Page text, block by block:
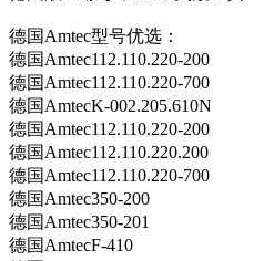
德国Amtec型号优选：
德国Amtec112.110.220-200
德国Amtec112.110.220-700
德国AmtecK-002.205.610N
德国Amtec112.110.220-200
德国Amtec112.110.220.200
德国Amtec112.110.220-700
德国Amtec350-200
德国Amtec350-201
德国AmtecF-410